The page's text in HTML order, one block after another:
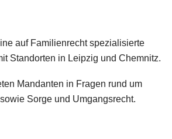
auf Familienrecht spezialisierte
Standorten in Leipzig und Chemnitz.
Mandanten in Fragen rund um
Sorge und Umgangsrecht.